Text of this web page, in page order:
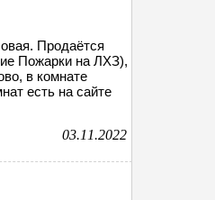
Продаётся
Пожарки на ЛХЗ),
в комнате
есть на сайте
03.11.2022